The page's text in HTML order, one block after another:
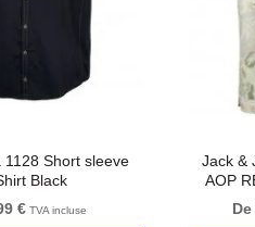
1128 Short sleeve
Black
€ TVA incluse
Jack &
AOP